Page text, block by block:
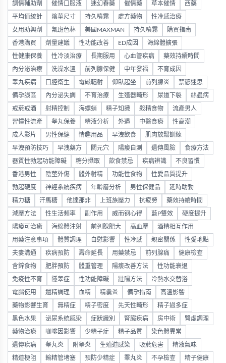
調情輔助劑 催情口服液 迷幻春藥 催情藥 草本催情 西藥
平均值統計 陰莖尺寸 持久噴霧 處方藥物 性冷感治療
女用助興劑 氟班色林 美國MAXMAN 持久噴霧 購買指南
香港購買 劑量建議 性功能改善 ED成因 海綿體擴張
性健康保養 性冷淡治療 長期服用 心血管疾病 藥效持續時間
內分泌治療 洗澡水溫 前列腺保健 中年發福 不育成因
睾丸疾病 口腔衛生 電磁輻射 仰臥起坐 前列腺炎 禁慾迷思
備孕誤區 內分泌失調 不育治療 生殖器畸形 尿道下裂 絲蟲病
戒菸戒酒 射精控制 海螵蛸 精子知識 殺精食物 流產男人
習慣性流產 睾丸保養 精液分析 外遇 中醫食療 性高潮
成人影片 男性保健 情趣用品 早洩飲食 肌肉放鬆訓練
早洩預防技巧 早洩藥方 關元穴 陽痿自測 遺傳風險 食療方法
器質性勃起功能障礙 糖分攝取 飲食禁忌 疾病辨識 不良習慣
香港男性 陰莖外傷 體外射精 功能性食物 性愛品質提升
勃起硬度 神經系統疾病 年齡層分析 男性保健品 延時助勃
精力糖 汗馬糖 他達那非 上班族壓力 抗疲勞 藥效持續時間
減壓方法 性生活頻率 副作用 威而钢心得 藍P雙效 硬度提升
陽痿可治癒 海綿體注射 前列腺肥大 高血壓 酒精相互作用
用藥注意事項 體質調理 自慰影響 性冷感 親密關係 性愛地點
夫妻溝通 疾病預防 壽命延長 用藥禁忌 前列腺痛 健康檢查
含鋅食物 肥胖預防 體重管理 陽痿改善方法 性功能衰退
免疫性不育 隱睾症 性功能障礙 壯陽方法 冷熱水交替浴
電腦使用 遺精調理 血精 精囊炎 備孕指南 高溫影響
藥物影響生育 無精症 精子密度 先天性畸形 精子過多症
黑色水果 泌尿系統感染 症狀識別 腎臟疾病 房中術 腎虛調理
藥物治療 咖啡因影響 少精子症 精子品質 染色體異常
遺傳疾病 睾丸炎 附睾炎 生殖道感染 吸菸危害 精液氣味
精道梗阻 輸精管堵塞 預防少精症 睪丸炎 不孕檢查 精子健康